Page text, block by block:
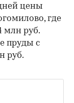
цены
где
млн руб.
пруды с
руб.